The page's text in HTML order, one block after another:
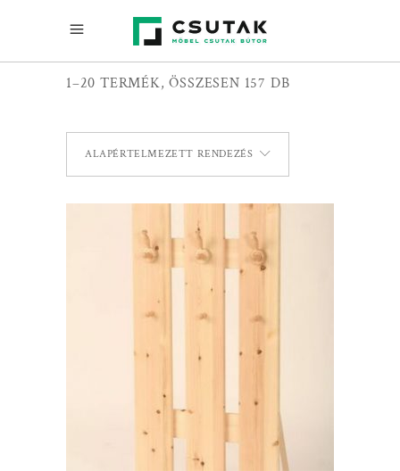
1–20 TERMÉK, ÖSSZESEN 157 DB
ALAPÉRTELMEZETT RENDEZÉS